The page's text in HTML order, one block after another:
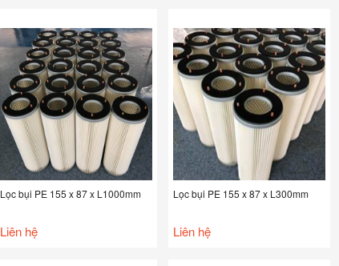
Lọc bụi PE 155 x 87 x L1000mm
Liên hệ
Lọc bụi PE 155 x 87 x L300mm
Liên hệ